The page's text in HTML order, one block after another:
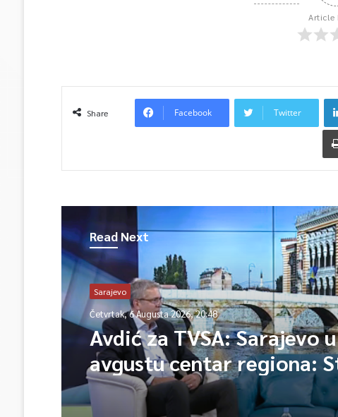
Article
Share Facebook Twitter
Read Next
Sarajevo
Četvrtak, 6 Augusta 2026, 20:48
Avdić za TVSA: Sarajevo u
avgustu centar regiona:
lideri evropskih gradova